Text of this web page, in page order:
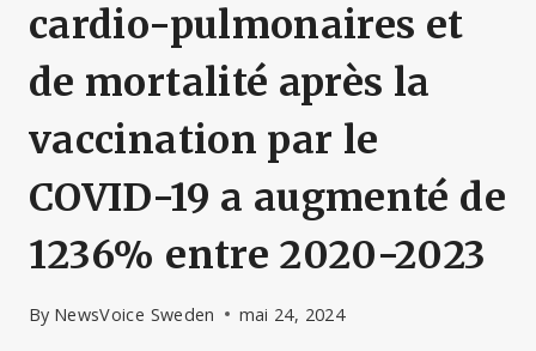
cardio-pulmonaires et
de mortalité après la
vaccination par le
COVID-19 a augmenté de
1236% entre 2020-2023
By NewsVoice Sweden mai 24, 2024